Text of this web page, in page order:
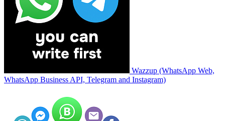
Wazzup (WhatsApp Web,
WhatsApp Business API, Telegram and Instagram)